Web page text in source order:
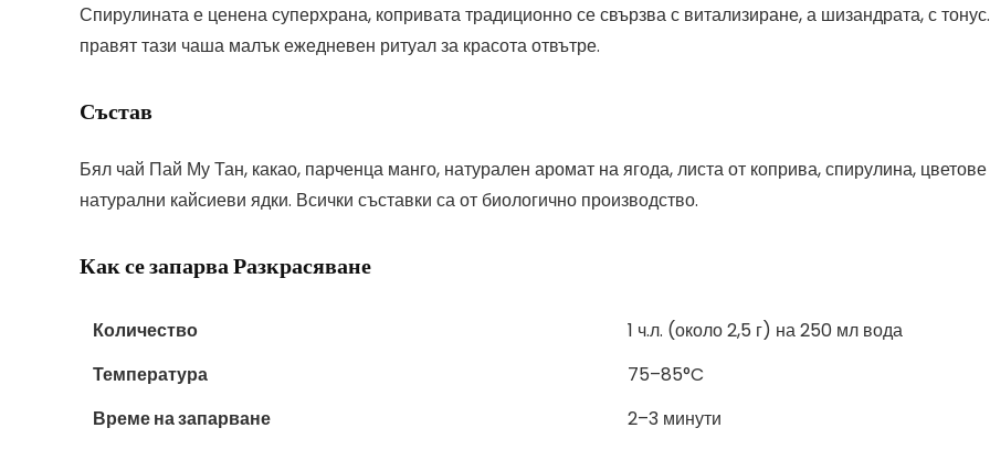
Спирулината е ценена суперхрана, копривата традиционно се свързва с витализиране, а шизандрата, с
правят тази чаша малък ежедневен ритуал за красота отвътре.
Състав
Бял чай Пай Му Тан, какао, парченца манго, натурален аромат на ягода, листа от коприва, спирулина,
натурални кайсиеви ядки. Всички съставки са от биологично производство.
Как се запарва Разкрасяване
Количество
1 ч.л. (около 2,5 г) на 250 мл вода
Температура
75–85°C
Време на запарване
2–3 минути